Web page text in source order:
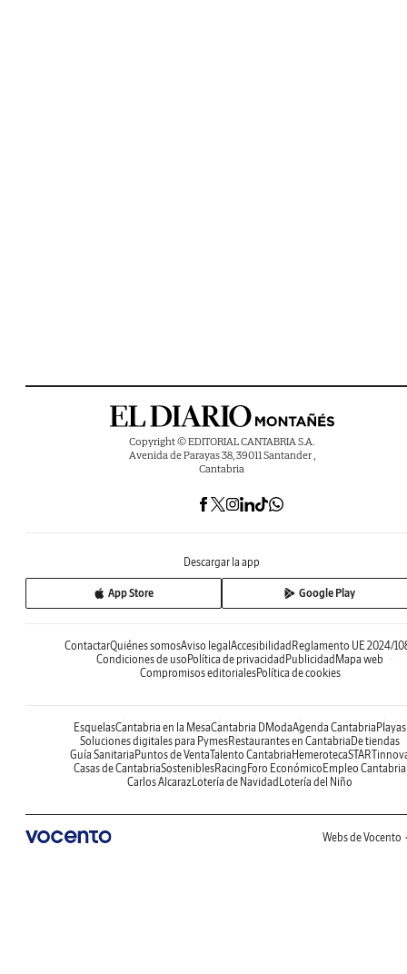
Copyright © EDITORIAL CANTABRIA S.A.
Avenida de Parayas 38, 39011 Santander ,
Cantabria
Descargar la app
App Store Google Play
ContactarQuiénes somosAviso legalAccesibilidadReglamento UE 2024/
Condiciones de usoPolítica de privacidadPublicidadMapa web
Compromisos editorialesPolítica de cookies
EsquelasCantabria en la MesaCantabria DModaAgenda CantabriaPlayas
Soluciones digitales para PymesRestaurantes en CantabriaDe tiendas
Guía SanitariaPuntos de VentaTalento CantabriaHemeroteca
Casas de CantabriaSosteniblesRacingForo EconómicoEmpleo Cantabria
Carlos AlcarazLotería de NavidadLotería del Niño
Webs de Vocento